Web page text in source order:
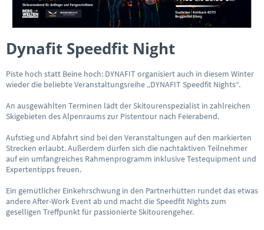
Dynafit Speedfit Night
Piste hoch statt Beine hoch: DYNAFIT organisiert auch in diesem Winter
wieder die beliebte Veranstaltungsreihe „DYNAFIT Speedfit Nights“.
An ausgewählten Terminen lädt der Skitourenspezialist in zahlreichen
Skigebieten des Alpenraums zur Pistentour nach Feierabend.
Aufstieg und Abfahrt sind bei den Veranstaltungen auf den markierten
Strecken erlaubt. Außerdem dürfen sich die nachtaktiven Teilnehmer
auf ein umfangreiches Rahmenprogramm inklusive Testequipment und
Expertentipps freuen.
Ein gemütlicher Einkehrschwung in den Partnerhütten rundet das etwas
andere After-Work Event ab und macht die Speedfit Nights zum
geselligen Treffpunkt für passionierte Skitourengeher.